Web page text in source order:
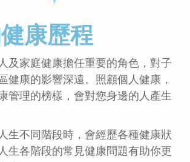
康歷程
及家庭健康擔任重要的角色，對子
健康的影響深遠。照顧個人健康，
管理的榜樣，會對您身邊的人產生
生不同階段時，會經歷各種健康狀
生各階段的常見健康問題有助你更